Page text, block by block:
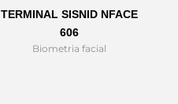
TERMINAL SISNID NFACE
606
Biometria facial